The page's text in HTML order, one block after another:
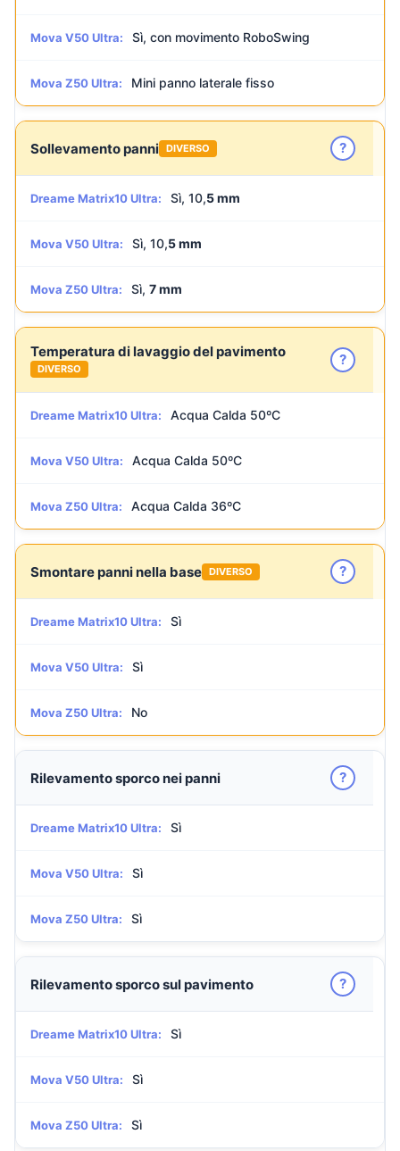
Mova V50 Ultra: Sì, con movimento RoboSwing
Mova Z50 Ultra: Mini panno laterale fisso
Sollevamento panni DIVERSO ?
Dreame Matrix10 Ultra: Sì, 10,5 mm
Mova V50 Ultra: Sì, 10,5 mm
Mova Z50 Ultra: Sì, 7 mm
Temperatura di lavaggio del pavimento
DIVERSO
?
Dreame Matrix10 Ultra: Acqua Calda 50ºC
Mova V50 Ultra: Acqua Calda 50ºC
Mova Z50 Ultra: Acqua Calda 36ºC
Smontare panni nella base DIVERSO ?
Dreame Matrix10 Ultra: Sì
Mova V50 Ultra: Sì
Mova Z50 Ultra: No
Rilevamento sporco nei panni ?
Dreame Matrix10 Ultra: Sì
Mova V50 Ultra: Sì
Mova Z50 Ultra: Sì
Rilevamento sporco sul pavimento ?
Dreame Matrix10 Ultra: Sì
Mova V50 Ultra: Sì
Mova Z50 Ultra: Sì